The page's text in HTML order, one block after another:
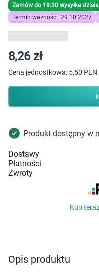
Kobieta w ciąży i mama
Higiena
Kosmetyki
Zdrowy styl życia
Zabawki
Zamów do 19:30 wysyłka
Termin ważności: 29.10.2027
8,26 zł
Cena jednostkowa: 5,50
Produkt dostępny w
Dostawy
Płatności
Zwroty
Kup
Opis produktu